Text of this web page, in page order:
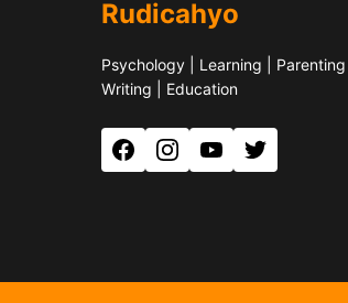
Rudicahyo
Psychology | Learning | Parenting |
Writing | Education
FacebookInstagram
YouTubeTwitter